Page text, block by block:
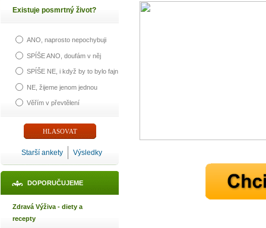
Existuje posmrtný život?
ANO, naprosto nepochybuji
SPÍŠE ANO, doufám v něj
SPÍŠE NE, i když by to bylo fajn
NE, žijeme jenom jednou
Věřím v převtělení
Starší ankety Výsledky
DOPORUČUJEME
Zdravá Výživa - diety a
recepty